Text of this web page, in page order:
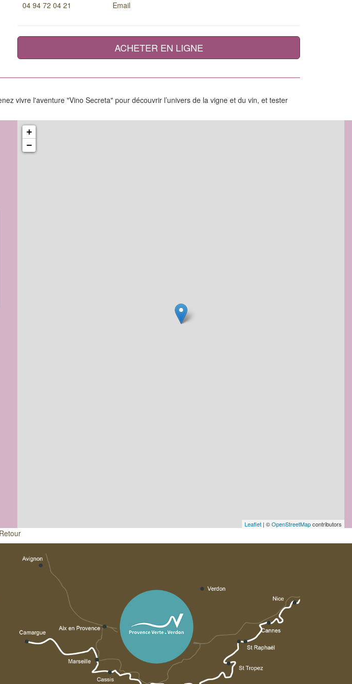
04 94 72 04 21 Email
ACHETER EN LIGNE
vivre l'aventure "Vino Secreta" pour découvrir l’univers de la vigne et du vin, et tester
+
−
Leaflet | ©OpenStreetMapcontributors
Retour